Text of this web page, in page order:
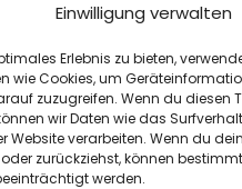
Einwilligung verwalten
Erlebnis zu bieten,
wie Cookies, um
zuzugreifen. Wenn du diesen
wir Daten wie das
Website verarbeiten. Wenn du
zurückziehst, können
werden.